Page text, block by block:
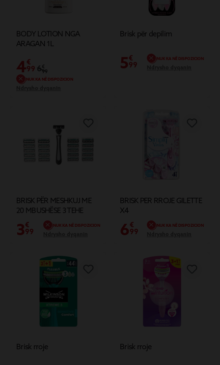
BODY LOTION NGA
ARAGAN 1L
4€
99
NUK KA NË DISPOZICION
Brisk për depilim
5€
99
NUK KA NË DISPOZICION
BRISK PËR MESHKUJ ME
20 MBUSHËSE 3 TEHE
3€
99
NUK KA NË DISPOZICION
BRISK PER RROJE GILETTE
X4
6€
99
NUK KA NË DISPOZICION
Brisk rroje Brisk rroje